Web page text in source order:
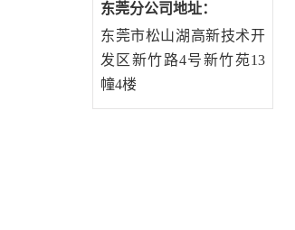
东莞分公司地址：
东莞市松山湖高新技术开
发区新竹路4号新竹苑13
幢4楼